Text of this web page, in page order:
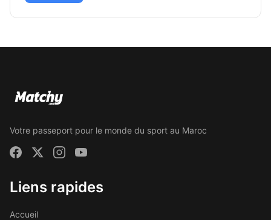
Votre passeport pour le monde du sport au Maroc
Liens rapides
Accueil